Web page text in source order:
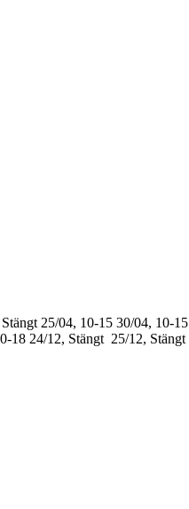
25/04, 10-15 30/04, 10-15
18 24/12, Stängt 25/12, Stängt